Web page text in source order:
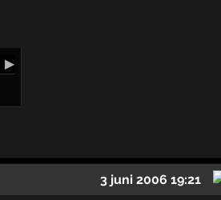
▶
3 juni 2006 19:21